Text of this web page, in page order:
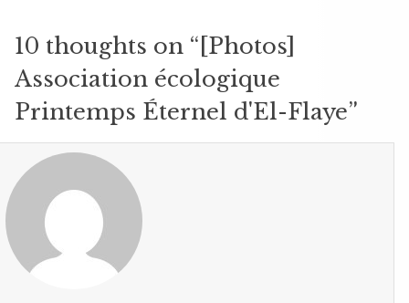
10 thoughts on “ [Photos]
Association écologique
Printemps Éternel d'El-Flaye”